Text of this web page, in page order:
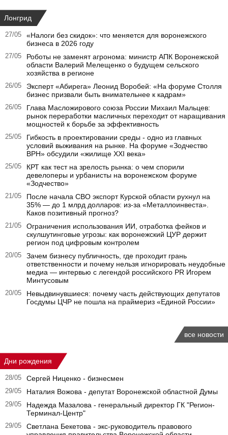
Лонгрид
27/05
«Налоги без скидок»: что меняется для воронежского
бизнеса в 2026 году
27/05
Роботы не заменят агронома: министр АПК Воронежской
области Валерий Мелещенко о будущем сельского
хозяйства в регионе
26/05
Эксперт «Абирега» Леонид Воробей: «На форуме Столля
бизнес призвали быть внимательнее к кадрам»
26/05
Глава Масложирового союза России Михаил Мальцев:
рынок переработки масличных переходит от наращивания
мощностей к борьбе за эффективность
25/05
Гибкость в проектировании среды - одно из главных
условий выживания на рынке. На форуме «Зодчество
ВРН» обсудили «жилище XXI века»
25/05
КРТ как тест на зрелость рынка: о чем спорили
девелоперы и урбанисты на воронежском форуме
«Зодчество»
21/05
После начала СВО экспорт Курской области рухнул на
35% — до 1 млрд долларов: из-за «Металлоинвеста».
Каков позитивный прогноз?
21/05
Ограничения использования ИИ, отработка фейков и
скулшутинговые угрозы: как воронежский ЦУР держит
регион под цифровым контролем
20/05
Зачем бизнесу публичность, где проходит грань
ответственности и почему нельзя игнорировать неудобные
медиа — интервью с легендой российского PR Игорем
Минтусовым
20/05
Невыдвинувшиеся: почему часть действующих депутатов
Госдумы ЦЧР не пошла на праймериз «Единой России»
все новости
Дни рождения
28/05 Сергей Ниценко - бизнесмен
29/05 Наталия Вожова - депутат Воронежской областной Думы
29/05
Надежда Мазалова - генеральный директор ГК "Регион-
Терминал-Центр"
29/05
Светлана Бекетова - экс-руководитель правового